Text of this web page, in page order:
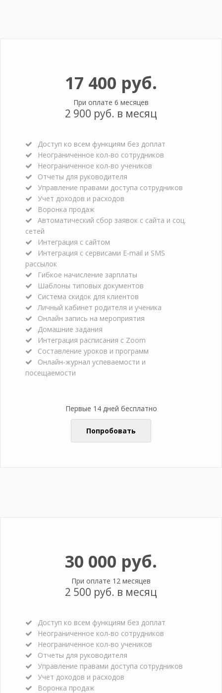
17 400 руб.
При оплате 6 месяцев
2 900 руб. в месяц
Доступ ко всем функциям без доплат
Неограниченное кол-во сотрудников
Неограниченное кол-во учеников
Отчеты для руководителя
Управление правами доступа сотрудников
Учет доходов и расходов
Воронка продаж
Автоматический сбор заявок с сайта и соц.
сетей
Интеграция с сайтом
Интеграция с сервисами E-mail и SMS
рассылок
Гибкое начисление зарплаты
Шаблоны типовых документов
Система скидок для клиентов
Личный кабинет родителя и ученика
Онлайн запись на мероприятия
Домашние задания
Интеграция расписания с Zoom
Составление уроков и программ
Онлайн-журнал успеваемости и
посещаемости
Первые 14 дней бесплатно
Попробовать
30 000 руб.
При оплате 12 месяцев
2 500 руб. в месяц
Доступ ко всем функциям без доплат
Неограниченное кол-во сотрудников
Неограниченное кол-во учеников
Отчеты для руководителя
Управление правами доступа сотрудников
Учет доходов и расходов
Воронка продаж